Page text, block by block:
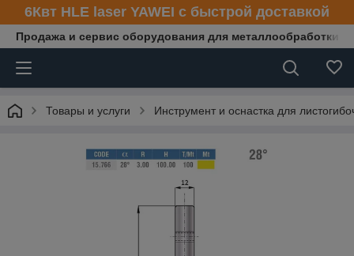
6Квт HLE laser YAWEI с быстрой доставкой
Продажа и сервис оборудования для металлообработки
Товары и услуги Инструмент и оснастка для